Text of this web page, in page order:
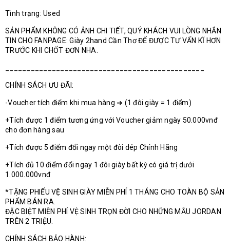
Tình trạng: Used
SẢN PHẨM KHÔNG CÓ ẢNH CHI TIẾT, QUÝ KHÁCH VUI LÒNG NHẮN
TIN CHO FANPAGE: Giày 2hand Cần Thơ ĐỂ ĐƯỢC TƯ VẤN KĨ HƠN
TRƯỚC KHI CHỐT ĐƠN NHA.
CHÍNH SÁCH ƯU ĐÃI:
-Voucher tích điểm khi mua hàng ➜ (1 đôi giày = 1 điểm)
+Tích được 1 điểm tương ứng với Voucher giảm ngày 50.000vnđ
cho đơn hàng sau
+Tích được 5 điểm đổi ngay một đôi dép Chính Hãng
+Tích đủ 10 điểm đổi ngay 1 đôi giày bất kỳ có giá trị dưới
1.000.000vnđ
*TẶNG PHIẾU VỆ SINH GIÀY MIỄN PHÍ 1 THÁNG CHO TOÀN BỘ SẢN
PHẨM BÁN RA.
ĐẶC BIỆT MIỄN PHÍ VỆ SINH TRỌN ĐỜI CHO NHỮNG MẪU JORDAN
TRÊN 2 TRIỆU.
CHÍNH SÁCH BẢO HÀNH: